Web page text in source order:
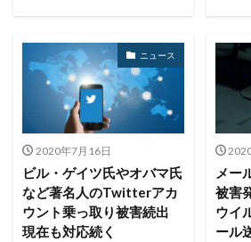
ゼロトラスト
センチネルワン
ソースコード
ソフォス
ソフトスキル
ソフトバンク
ダークトレース
ダークネット市場
タイポスクワッティング
ダイレ
ダウンロード
ダブルチェック
チェック
チェックポイント
ツール
データフォ
ニュース
2020年7月16日
ビル・ゲイツ氏やオバマ氏
など著名人のTwitterアカ
ウント乗っ取り被害続出
現在も対応続く
メー
被害
ウイ
ール